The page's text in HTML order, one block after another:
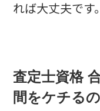
れば大丈夫です。
査定士資格
間をケチる